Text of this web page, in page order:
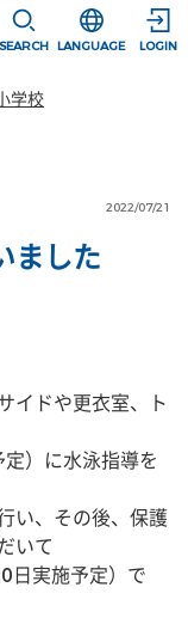
SEARCH
選択すると言
LANGUAGE LOGIN
学校
2022/07/21
ました
イドや更衣室、ト
）に水泳指導を
い、その後、保護
いて
日実施予定）で